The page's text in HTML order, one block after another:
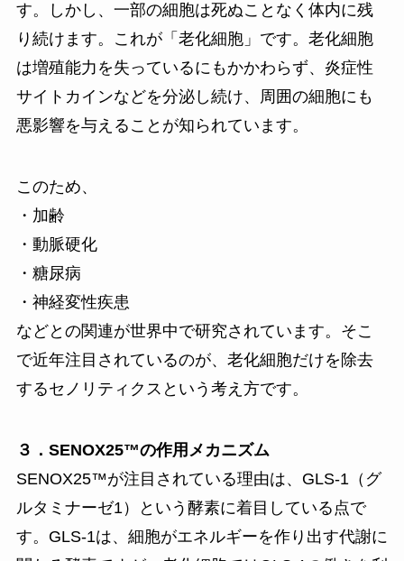
す。しかし、一部の細胞は死ぬことなく体内に残
り続けます。これが「老化細胞」です。老化細胞
は増殖能力を失っているにもかかわらず、炎症性
サイトカインなどを分泌し続け、周囲の細胞にも
悪影響を与えることが知られています。
このため、
・加齢
・動脈硬化
・糖尿病
・神経変性疾患
などとの関連が世界中で研究されています。そこ
で近年注目されているのが、老化細胞だけを除去
するセノリティクスという考え方です。
３．SENOX25™の作用メカニズム
SENOX25™が注目されている理由は、GLS-1（グ
ルタミナーゼ1）という酵素に着目している点で
す。GLS-1は、細胞がエネルギーを作り出す代謝に